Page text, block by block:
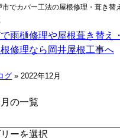
でカバー工法の屋根修理・葺き替
グ » 2022年12月
の一覧